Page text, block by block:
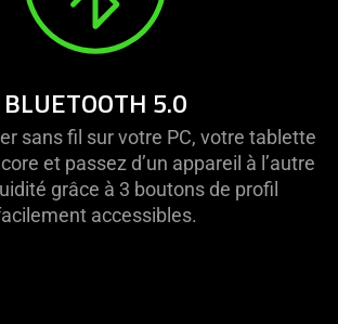
BLUETOOTH 5.0
sans fil sur votre PC, votre tablette
et passez d’un appareil à l’autre
grâce à 3 boutons de profil
accessibles.